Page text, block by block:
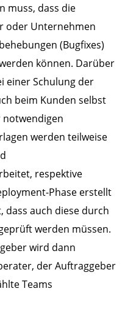
muss, dass die
oder Unternehmen
(Bugfixes)
können. Darüber
einer Schulung der
beim Kunden selbst
werden teilweise
respektive
Phase erstellt
dass auch diese durch
werden müssen.
wird dann
der Auftraggeber
Teams